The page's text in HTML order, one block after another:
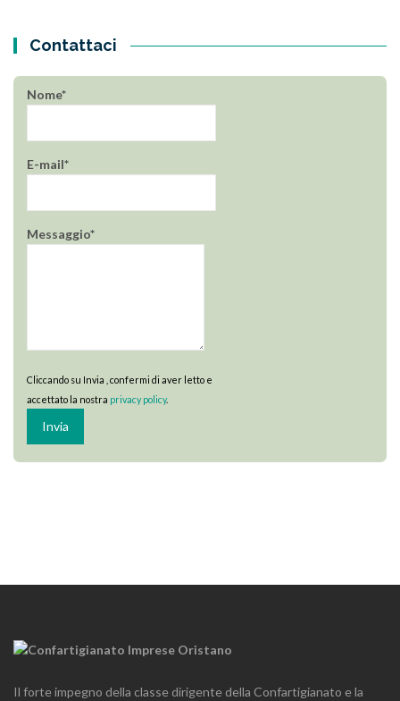
Contattaci
Nome*
E-mail*
Messaggio*
Cliccando su Invia , confermi di aver letto e
accettato la nostra privacy policy.
Il forte impegno della classe dirigente della Confartigianato e la